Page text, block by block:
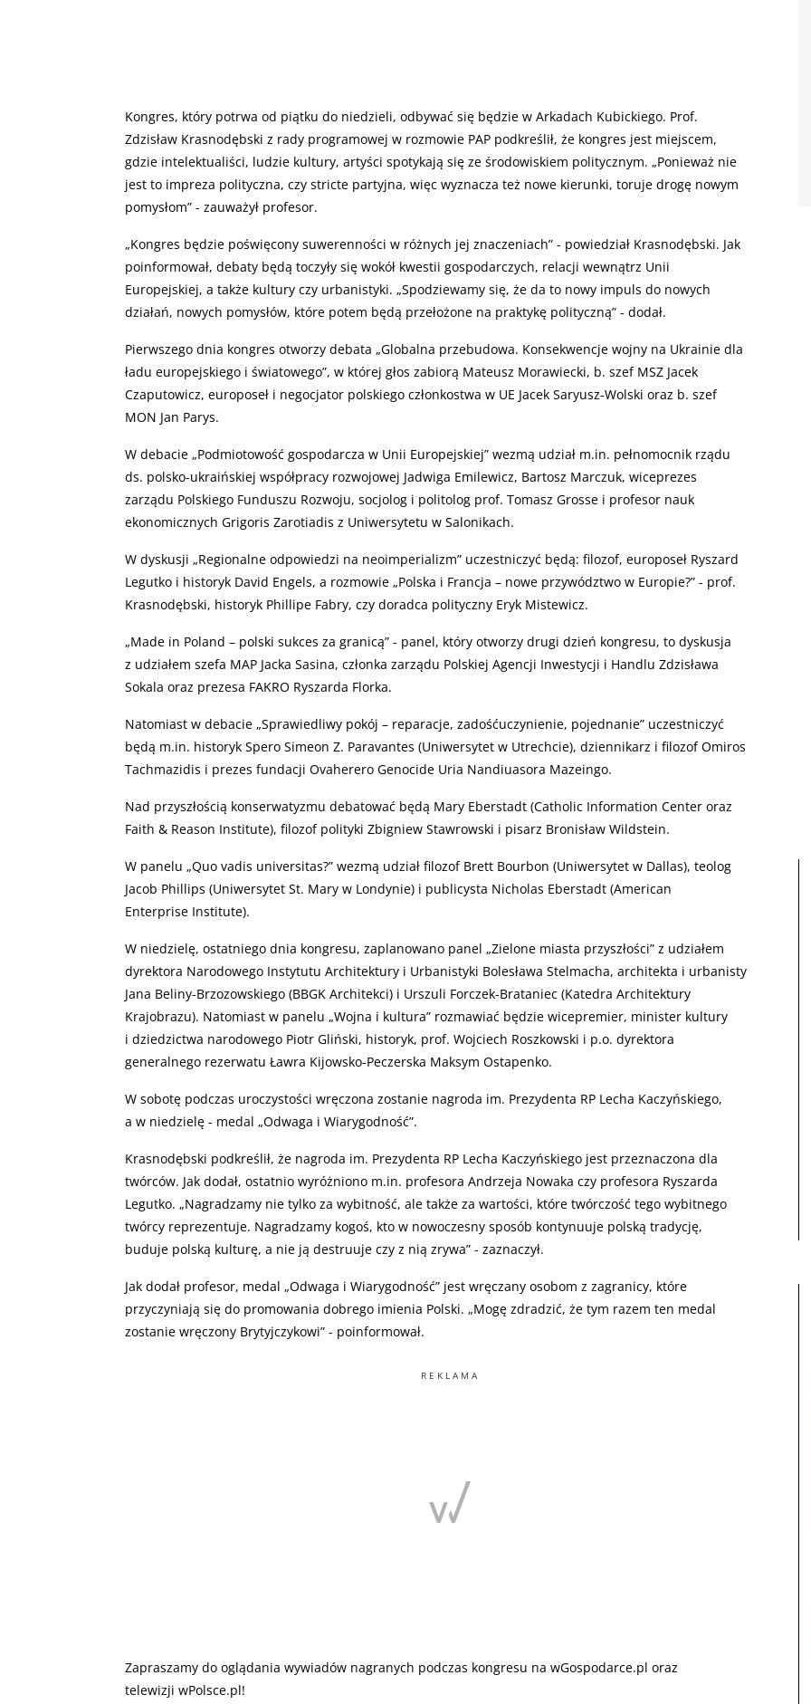
Kongres, który potrwa od piątku do niedzieli, odbywać się będzie w Arkadach Kubickiego. Prof.
Zdzisław Krasnodębski z rady programowej w rozmowie PAP podkreślił, że kongres jest miejscem,
gdzie intelektualiści, ludzie kultury, artyści spotykają się ze środowiskiem politycznym. „Ponieważ nie
jest to impreza polityczna, czy stricte partyjna, więc wyznacza też nowe kierunki, toruje drogę nowym
pomysłom” - zauważył profesor.
„Kongres będzie poświęcony suwerenności w różnych jej znaczeniach” - powiedział Krasnodębski. Jak
poinformował, debaty będą toczyły się wokół kwestii gospodarczych, relacji wewnątrz Unii
Europejskiej, a także kultury czy urbanistyki. „Spodziewamy się, że da to nowy impuls do nowych
działań, nowych pomysłów, które potem będą przełożone na praktykę polityczną” - dodał.
Pierwszego dnia kongres otworzy debata „Globalna przebudowa. Konsekwencje wojny na Ukrainie dla
ładu europejskiego i światowego”, w której głos zabiorą Mateusz Morawiecki, b. szef MSZ Jacek
Czaputowicz, europoseł i negocjator polskiego członkostwa w UE Jacek Saryusz-Wolski oraz b. szef
MON Jan Parys.
W debacie „Podmiotowość gospodarcza w Unii Europejskiej” wezmą udział m.in. pełnomocnik rządu
ds. polsko-ukraińskiej współpracy rozwojowej Jadwiga Emilewicz, Bartosz Marczuk, wiceprezes
zarządu Polskiego Funduszu Rozwoju, socjolog i politolog prof. Tomasz Grosse i profesor nauk
ekonomicznych Grigoris Zarotiadis z Uniwersytetu w Salonikach.
W dyskusji „Regionalne odpowiedzi na neoimperializm” uczestniczyć będą: filozof, europoseł Ryszard
Legutko i historyk David Engels, a rozmowie „Polska i Francja – nowe przywództwo w Europie?” - prof.
Krasnodębski, historyk Phillipe Fabry, czy doradca polityczny Eryk Mistewicz.
„Made in Poland – polski sukces za granicą” - panel, który otworzy drugi dzień kongresu, to dyskusja
z udziałem szefa MAP Jacka Sasina, członka zarządu Polskiej Agencji Inwestycji i Handlu Zdzisława
Sokala oraz prezesa FAKRO Ryszarda Florka.
Natomiast w debacie „Sprawiedliwy pokój – reparacje, zadośćuczynienie, pojednanie” uczestniczyć
będą m.in. historyk Spero Simeon Z. Paravantes (Uniwersytet w Utrechcie), dziennikarz i filozof Omiros
Tachmazidis i prezes fundacji Ovaherero Genocide Uria Nandiuasora Mazeingo.
Nad przyszłością konserwatyzmu debatować będą Mary Eberstadt (Catholic Information Center oraz
Faith & Reason Institute), filozof polityki Zbigniew Stawrowski i pisarz Bronisław Wildstein.
W panelu „Quo vadis universitas?” wezmą udział filozof Brett Bourbon (Uniwersytet w Dallas), teolog
Jacob Phillips (Uniwersytet St. Mary w Londynie) i publicysta Nicholas Eberstadt (American
Enterprise Institute).
W niedzielę, ostatniego dnia kongresu, zaplanowano panel „Zielone miasta przyszłości” z udziałem
dyrektora Narodowego Instytutu Architektury i Urbanistyki Bolesława Stelmacha, architekta i urbanisty
Jana Beliny-Brzozowskiego (BBGK Architekci) i Urszuli Forczek-Brataniec (Katedra Architektury
Krajobrazu). Natomiast w panelu „Wojna i kultura” rozmawiać będzie wicepremier, minister kultury
i dziedzictwa narodowego Piotr Gliński, historyk, prof. Wojciech Roszkowski i p.o. dyrektora
generalnego rezerwatu Ławra Kijowsko-Peczerska Maksym Ostapenko.
W sobotę podczas uroczystości wręczona zostanie nagroda im. Prezydenta RP Lecha Kaczyńskiego,
a w niedzielę - medal „Odwaga i Wiarygodność”.
Krasnodębski podkreślił, że nagroda im. Prezydenta RP Lecha Kaczyńskiego jest przeznaczona dla
twórców. Jak dodał, ostatnio wyróżniono m.in. profesora Andrzeja Nowaka czy profesora Ryszarda
Legutko. „Nagradzamy nie tylko za wybitność, ale także za wartości, które twórczość tego wybitnego
twórcy reprezentuje. Nagradzamy kogoś, kto w nowoczesny sposób kontynuuje polską tradycję,
buduje polską kulturę, a nie ją destruuje czy z nią zrywa” - zaznaczył.
Jak dodał profesor, medal „Odwaga i Wiarygodność” jest wręczany osobom z zagranicy, które
przyczyniają się do promowania dobrego imienia Polski. „Mogę zdradzić, że tym razem ten medal
zostanie wręczony Brytyjczykowi” - poinformował.
REKLAMA
Zapraszamy do oglądania wywiadów nagranych podczas kongresu na wGospodarce.pl oraz
telewizji wPolsce.pl!